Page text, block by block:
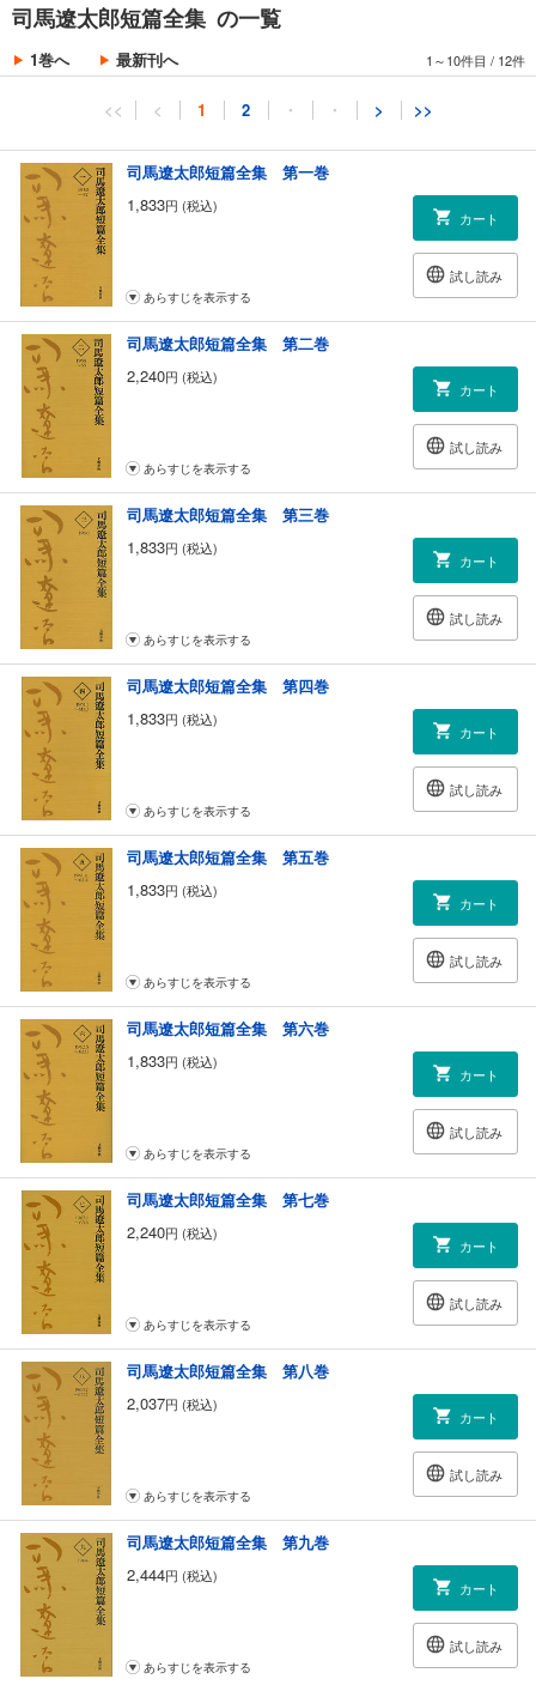
司馬遼太郎短篇全集 の一覧
1巻へ 最新刊へ 1～10件目 / 12件
<< < 1 2 ・ ・ > >>
司馬遼太郎短篇全集 第一巻
1,833円 (税込)
カート
試し読み
あらすじを表示する
司馬遼太郎短篇全集 第二巻
2,240円 (税込)
カート
試し読み
あらすじを表示する
司馬遼太郎短篇全集 第三巻
1,833円 (税込)
カート
試し読み
あらすじを表示する
司馬遼太郎短篇全集 第四巻
1,833円 (税込)
カート
試し読み
あらすじを表示する
司馬遼太郎短篇全集 第五巻
1,833円 (税込)
カート
試し読み
あらすじを表示する
司馬遼太郎短篇全集 第六巻
1,833円 (税込)
カート
試し読み
あらすじを表示する
司馬遼太郎短篇全集 第七巻
2,240円 (税込)
カート
試し読み
あらすじを表示する
司馬遼太郎短篇全集 第八巻
2,037円 (税込)
カート
試し読み
あらすじを表示する
司馬遼太郎短篇全集 第九巻
2,444円 (税込)
カート
試し読み
あらすじを表示する